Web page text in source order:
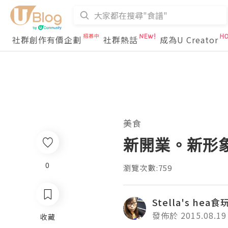
社群創作有價企劃 社群熱話 成為U Creator
0
收藏
美食
新開業。新形
瀏覽次數:759
Stella's hea食
發佈於 2015.08.19